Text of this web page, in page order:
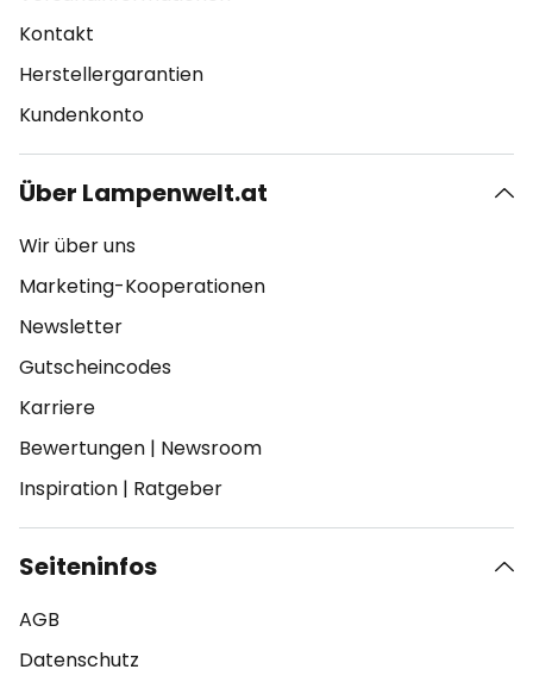
Kontakt
Herstellergarantien
Kundenkonto
Über Lampenwelt.at
Wir über uns
Marketing-Kooperationen
Newsletter
Gutscheincodes
Karriere
Bewertungen | Newsroom
Inspiration | Ratgeber
Seiteninfos
AGB
Datenschutz